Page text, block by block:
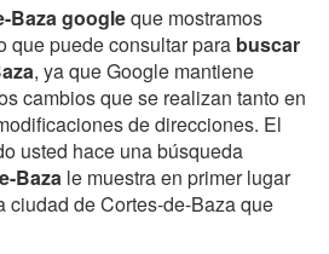
Baza googleque mostramos
que puede consultar para buscar
, ya que Google mantiene
cambios que se realizan tanto en
de direcciones. El
usted hace una búsqueda
Baza le muestra en primer lugar
ciudad de Cortes-de-Baza que